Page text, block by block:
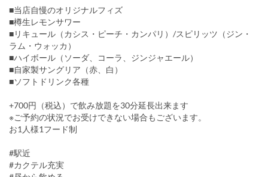
■当店自慢のオリジナルフィズ
■樽生レモンサワー
■リキュール（カシス・ピーチ・カンパリ）/スピリッツ（ジン・
ラム・ウォッカ）
■ハイボール（ソーダ、コーラ、ジンジャエール）
■自家製サングリア（赤、白）
■ソフトドリンク各種
+700円（税込）で飲み放題を30分延長出来ます
※ご予約の状況でお受けできない場合もございます。
お1人様1フード制
#駅近
#カクテル充実